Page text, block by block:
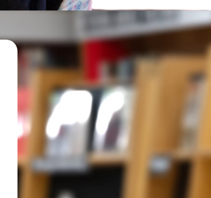
식(파닉스)과 기본적인 읽기 기술 전 단계를
한 수학의 기초를 배우고 상호 작용 과학 활동
회를 갖습니다. 학생들은 재미있는 게임, 노래
통해 배우고 학습 발달을 이루어 갑니다.